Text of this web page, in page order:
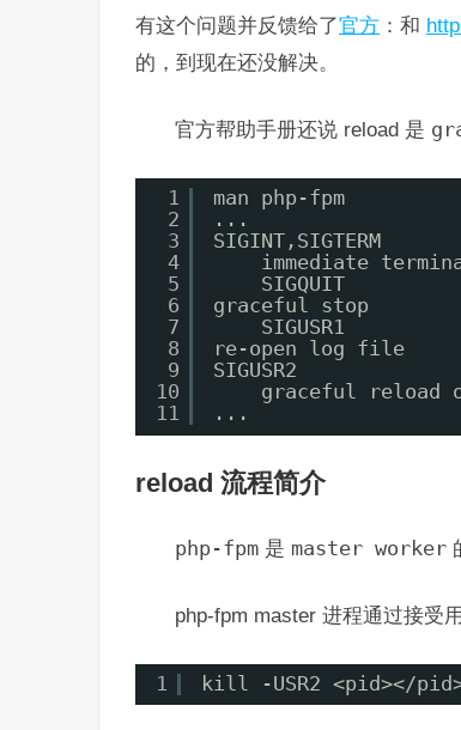
有这个问题并反馈给了官方 ：和
的，到现在还没解决。
官方帮助手册还说 reload 是
1
2
3
4
5
6
7
8
9
10
11
man php-fpm
...
SIGINT,SIGTERM
immediate
SIGQUIT
graceful stop
SIGUSR1
re-open log file
SIGUSR2
graceful reload
...
reload 流程简介
php-fpm 是 master worker
php-fpm master 进程通过接受
1 kill -USR2 <pid></